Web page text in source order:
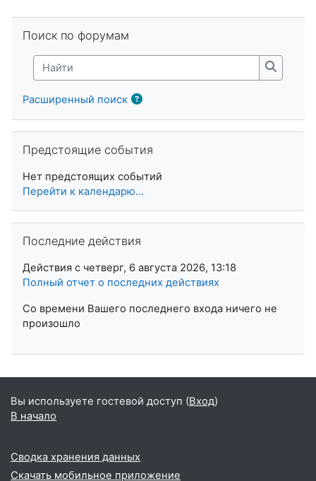
Поиск по форумам
Найти
Найти
Расширенный поиск
Предстоящие события
Нет предстоящих событий
Перейти к календарю...
Последние действия
Действия с четверг, 6 августа 2026, 13:18
Полный отчет о последних действиях
Со времени Вашего последнего входа ничего не
произошло
Вы используете гостевой доступ (Вход)
В начало
Сводка хранения данных
Скачать мобильное приложение